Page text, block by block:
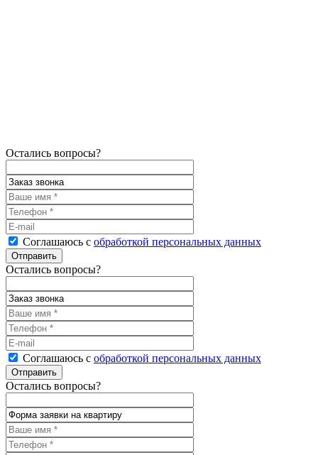
Остались вопросы?
Соглашаюсь с обработкой персональных данных
Остались вопросы?
Соглашаюсь с обработкой персональных данных
Остались вопросы?